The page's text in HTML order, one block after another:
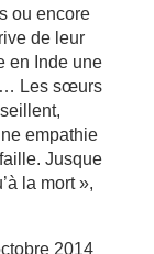
ou encore
de leur
en Inde une
Les sœurs
empathie
Jusque
la mort »,
2014